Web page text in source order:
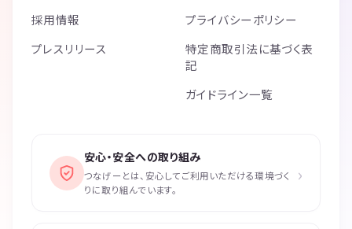
採用情報
プレスリリース
プライバシーポリシー
特定商取引法に基づく表
記
ガイドライン一覧
安心・安全への取り組み
つなげーとは、安心してご利用いただける環境づく
りに取り組んでいます。
›